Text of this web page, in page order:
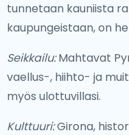
tunnetaan kauniista
kaupungeistaan, on
Seikkailu:Mahtavat
vaellus-, hiihto- ja
myös ulottuvillasi.
Kulttuuri:Girona,